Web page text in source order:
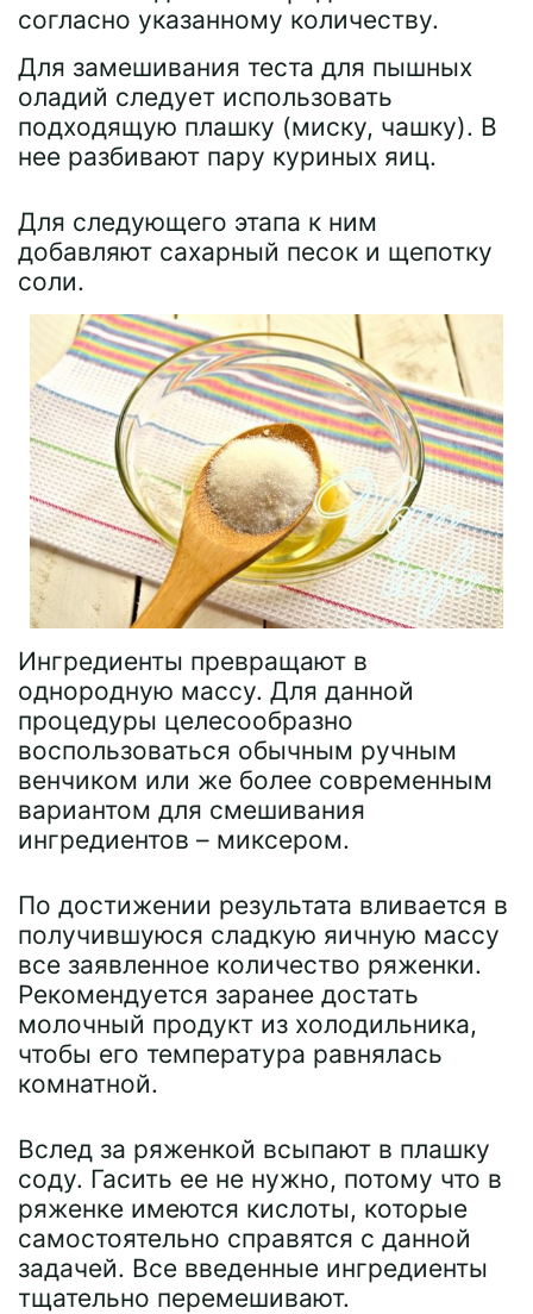
согласно указанному количеству.
Для замешивания теста для пышных
оладий следует использовать
подходящую плашку (миску, чашку). В
нее разбивают пару куриных яиц.
Для следующего этапа к ним
добавляют сахарный песок и щепотку
соли.
Ингредиенты превращают в
однородную массу. Для данной
процедуры целесообразно
воспользоваться обычным ручным
венчиком или же более современным
вариантом для смешивания
ингредиентов – миксером.
По достижении результата вливается в
получившуюся сладкую яичную массу
все заявленное количество ряженки.
Рекомендуется заранее достать
молочный продукт из холодильника,
чтобы его температура равнялась
комнатной.
Вслед за ряженкой всыпают в плашку
соду. Гасить ее не нужно, потому что в
ряженке имеются кислоты, которые
самостоятельно справятся с данной
задачей. Все введенные ингредиенты
тщательно перемешивают.